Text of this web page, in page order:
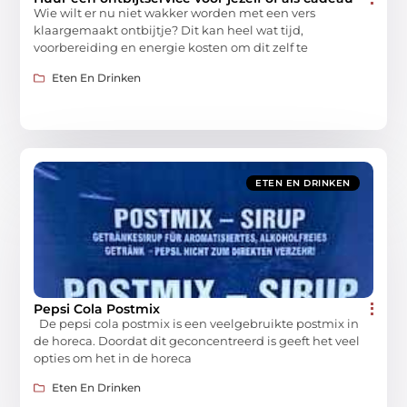
Wie wilt er nu niet wakker worden met een vers
klaargemaakt ontbijtje? Dit kan heel wat tijd,
voorbereiding en energie kosten om dit zelf te
Eten En Drinken
ETEN EN DRINKEN
Pepsi Cola Postmix
De pepsi cola postmix is een veelgebruikte postmix in
de horeca. Doordat dit geconcentreerd is geeft het veel
opties om het in de horeca
Eten En Drinken